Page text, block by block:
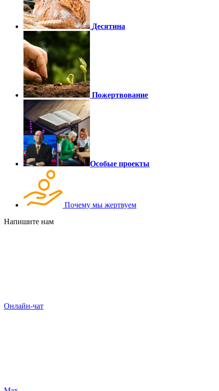
Десятина
Пожертвование
Особые проекты
Почему мы жертвуем
Напишите нам
Онлайн-чат